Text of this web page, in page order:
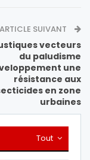
ARTICLE SUIVANT
vecteurs
du paludisme
une
résistance aux
en zone
urbaines
Tout